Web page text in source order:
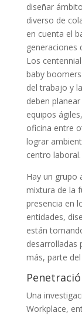
diseñar
diverso de
en cuenta el
generaciones
Los
baby
del trabajo y
deben
equipos
oficina entre
lograr
centro laboral.
Hay un grupo
mixtura de la
presencia en
entidades,
están
desarrolladas
más, parte
Una
Workplace,